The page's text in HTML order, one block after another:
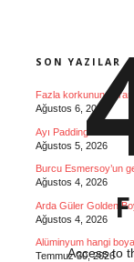
SON YAZILAR
Fazla korkunun
Ağustos 6, 2026
Ayı Paddington
Ağustos 5, 2026
Burcu Esmersoy’un
Ağustos 4, 2026
Arda Güler Golden
Ağustos 4, 2026
Alüminyum hangi
Temmuz 30, 2026
Access to